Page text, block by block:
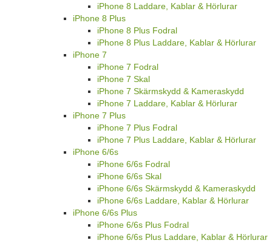
iPhone 8 Laddare, Kablar & Hörlurar
iPhone 8 Plus
iPhone 8 Plus Fodral
iPhone 8 Plus Laddare, Kablar & Hörlurar
iPhone 7
iPhone 7 Fodral
iPhone 7 Skal
iPhone 7 Skärmskydd & Kameraskydd
iPhone 7 Laddare, Kablar & Hörlurar
iPhone 7 Plus
iPhone 7 Plus Fodral
iPhone 7 Plus Laddare, Kablar & Hörlurar
iPhone 6/6s
iPhone 6/6s Fodral
iPhone 6/6s Skal
iPhone 6/6s Skärmskydd & Kameraskydd
iPhone 6/6s Laddare, Kablar & Hörlurar
iPhone 6/6s Plus
iPhone 6/6s Plus Fodral
iPhone 6/6s Plus Laddare, Kablar & Hörlurar